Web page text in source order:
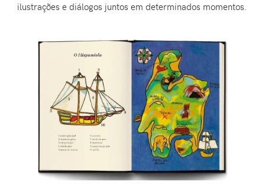
ilustrações e diálogos juntos em determinados momentos.